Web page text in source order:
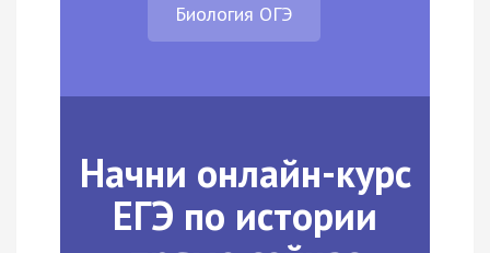
Биология ОГЭ
Начни онлайн-курс
ЕГЭ по истории